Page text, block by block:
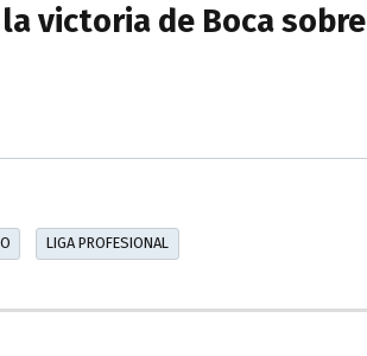
victoria de Boca sobre
LIGA PROFESIONAL